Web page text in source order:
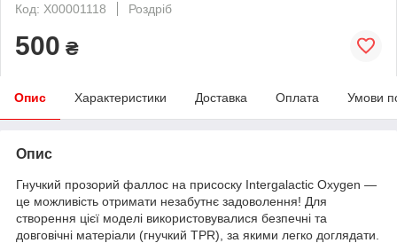
Код: X00001118
Роздріб
500 ₴
Опис Характеристики Доставка Оплата Умови
Опис
Гнучкий прозорий фаллос на присоску Intergalactic Oxygen —
це можливість отримати незабутнє задоволення! Для
створення цієї моделі використовувалися безпечні та
довговічні матеріали (гнучкий TPR), за якими легко доглядати.